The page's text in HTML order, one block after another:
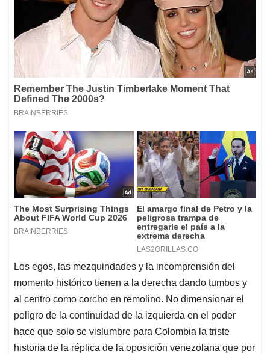
Los egos, las mezquindades y la incomprensión del
momento histórico tienen a la derecha dando tumbos y
al centro como corcho en remolino. No dimensionar el
peligro de la continuidad de la izquierda en el poder
hace que solo se vislumbre para Colombia la triste
historia de la réplica de la oposición venezolana que por